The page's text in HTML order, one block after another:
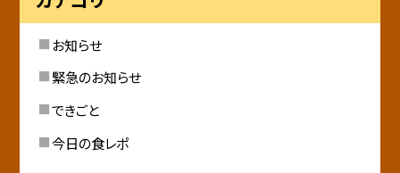
お知らせ
緊急のお知らせ
できごと
今日の食レポ